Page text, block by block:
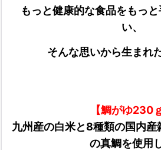
もっと健康的な食品をもっ
い、
そんな思いから生まれ
【鯛がゆ230ｇ
九州産の白米と8種類の国内産
の真鯛を使用